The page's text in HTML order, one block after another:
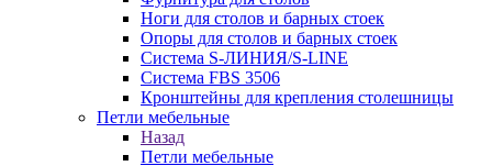
Ноги для столов и барных стоек
Опоры для столов и барных стоек
Система S-ЛИНИЯ/S-LINE
Система FBS 3506
Кронштейны для крепления столешницы
Петли мебельные
Назад
Петли мебельные